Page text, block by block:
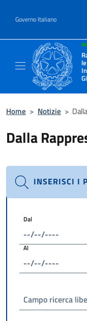
Governo Italiano
Intestazione
Il
Home > Notizie >
Dalla
INSERISCI I
Dal
Al
Campo ricerca